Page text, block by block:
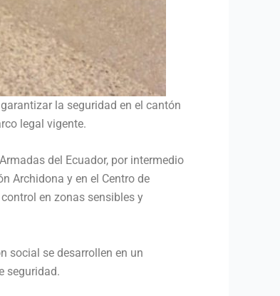
la seguridad en el cantón
legal vigente.
del Ecuador, por intermedio
Archidona y en el Centro de
en zonas sensibles y
social se desarrollen en un
seguridad.